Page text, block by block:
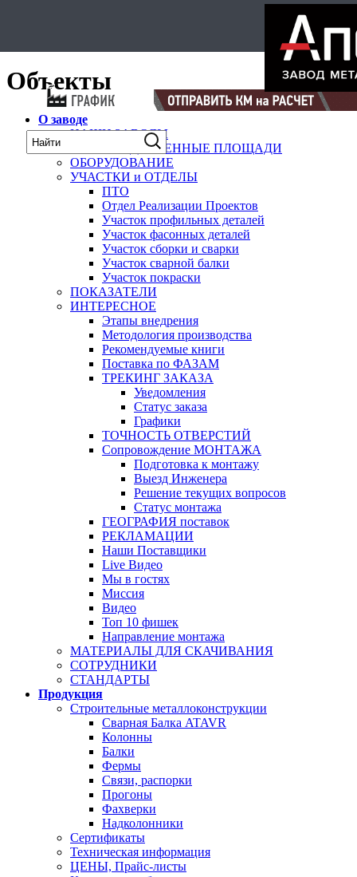
Объекты
О заводе
НАШИ ЗАВОДЫ
ПРОИЗВОДСТВЕННЫЕ ПЛОЩАДИ
ОБОРУДОВАНИЕ
УЧАСТКИ и ОТДЕЛЫ
ПТО
Отдел Реализации Проектов
Участок профильных деталей
Участок фасонных деталей
Участок сборки и сварки
Участок сварной балки
Участок покраски
ПОКАЗАТЕЛИ
ИНТЕРЕСНОЕ
Этапы внедрения
Методология производства
Рекомендуемые книги
Поставка по ФАЗАМ
ТРЕКИНГ ЗАКАЗА
Уведомления
Статус заказа
Графики
ТОЧНОСТЬ ОТВЕРСТИЙ
Сопровождение МОНТАЖА
Подготовка к монтажу
Выезд Инженера
Решение текущих вопросов
Статус монтажа
ГЕОГРАФИЯ поставок
РЕКЛАМАЦИИ
Наши Поставщики
Live Видео
Мы в гостях
Миссия
Видео
Топ 10 фишек
Направление монтажа
МАТЕРИАЛЫ ДЛЯ СКАЧИВАНИЯ
СОТРУДНИКИ
СТАНДАРТЫ
Продукция
Строительные металлоконструкции
Сварная Балка ATAVR
Колонны
Балки
Фермы
Связи, распорки
Прогоны
Фахверки
Надколонники
Сертификаты
Техническая информация
ЦЕНЫ, Прайс-листы